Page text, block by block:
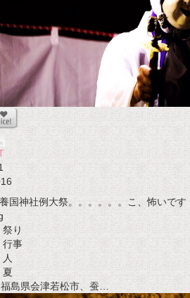
国神社例大祭。。。。。。こ、怖いです
祭り
行事
人
夏
島県会津若松市、蚕…